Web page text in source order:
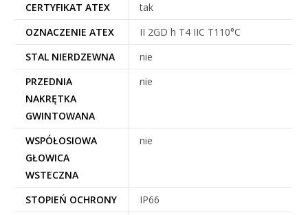
CERTYFIKAT ATEX
tak
OZNACZENIE ATEX
II 2GD h T4 IIC T110°C
STAL NIERDZEWNA
nie
PRZEDNIA
NAKRĘTKA
GWINTOWANA
nie
WSPÓŁOSIOWA
GŁOWICA
WSTECZNA
nie
STOPIEŃ OCHRONY
IP66